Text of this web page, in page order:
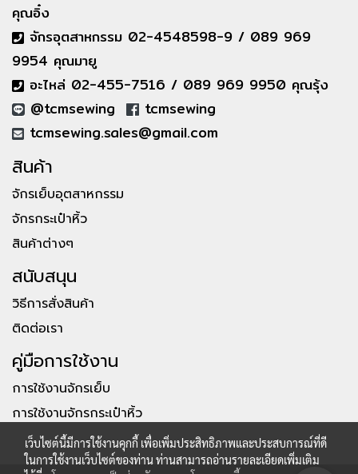
คุณอิ๋ง
จักรอุตสาหกรรม 02-4548598-9 / 089 969
9954 คุณมายู
อะไหล่ 02-455-7516 / 089 969 9950 คุณรุ้ง
@tcmsewing
tcmsewing
tcmsewing.sales@gmail.com
สินค้า
จักรเย็บอุตสาหกรรม
จักรกระเป๋าหิ้ว
สินค้าต่างๆ
สนับสนุน
วิธีการสั่งสินค้า
ติดต่อเรา
คู่มือการใช้งาน
การใช้งานจักรเย็บ
การใช้งานจักรกระเป๋าหิ้ว
เว็บไซต์นี้มีการใช้งานคุกกี้ เพื่อเพิ่มประสิทธิภาพและประสบการณ์ที่ดี
ในการใช้งานเว็บไซต์ของท่าน ท่านสามารถอ่านรายละเอียดเพิ่มเติม